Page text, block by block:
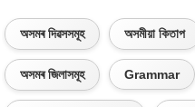
অসমৰ দিৱসসমূহ অসমীয়া কিতাপ
অসমৰ জিলাসমূহ Grammar